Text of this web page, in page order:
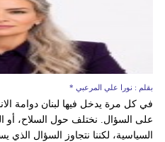
بقلم : نورا علي المرعبي *
في كل مرة يدخل فيها لبنان دوامة
على السؤال. نختلف حول السلاح، أو
السياسية، لكننا نتجاوز السؤال